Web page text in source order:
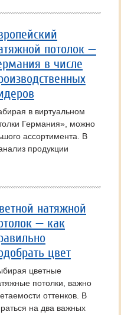
потолок —
в числе
в виртуальном
Германия», можно
ассортимента. В
продукции
натяжной
— как
цвет
цветные
потолки, важно
оттенков. В
на два важных